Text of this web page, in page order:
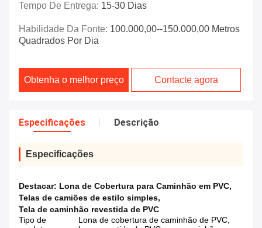
Tempo De Entrega: 15-30 Dias
Habilidade Da Fonte: 100.000,00--150.000,00 Metros
Quadrados Por Dia
Obtenha o melhor preço Contacte agora
Especificações Descrição
Especificações
Destacar: Lona de Cobertura para Caminhão em PVC,
Telas de camiões de estilo simples,
Tela de caminhão revestida de PVC
Tipo de
Lona de cobertura de caminhão de PVC,